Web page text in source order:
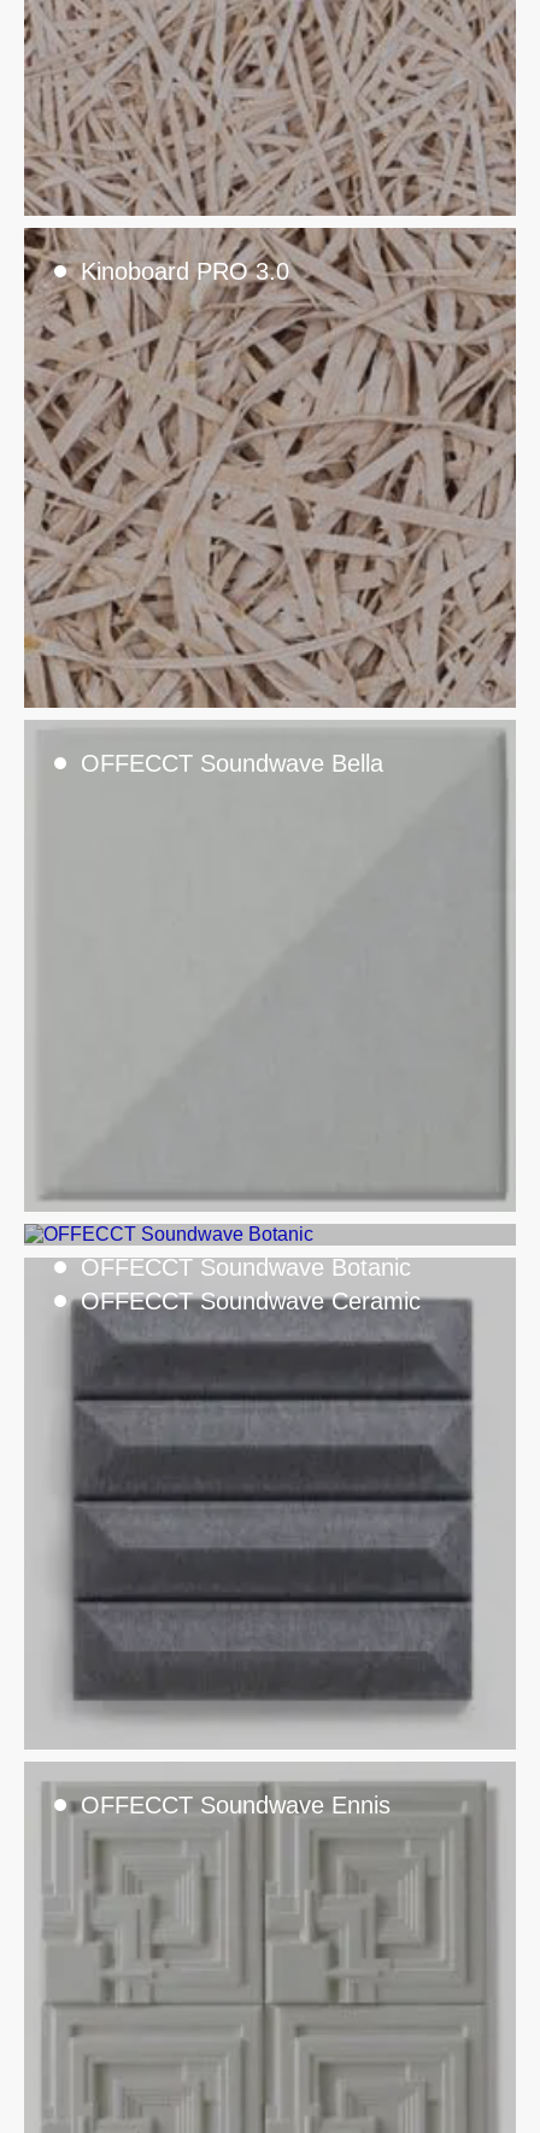
Kinoboard PRO 3.0
OFFECCT Soundwave Bella
OFFECCT Soundwave Botanic
OFFECCT Soundwave Ceramic
OFFECCT Soundwave Ennis